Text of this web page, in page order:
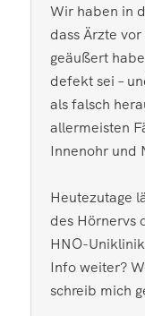
Wir haben in
dass Ärzte
geäußert
defekt sei –
als falsch
allermeisten
Innenohr und
Heutezutage
des Hörnervs
HNO-
Info weiter?
schreib mich